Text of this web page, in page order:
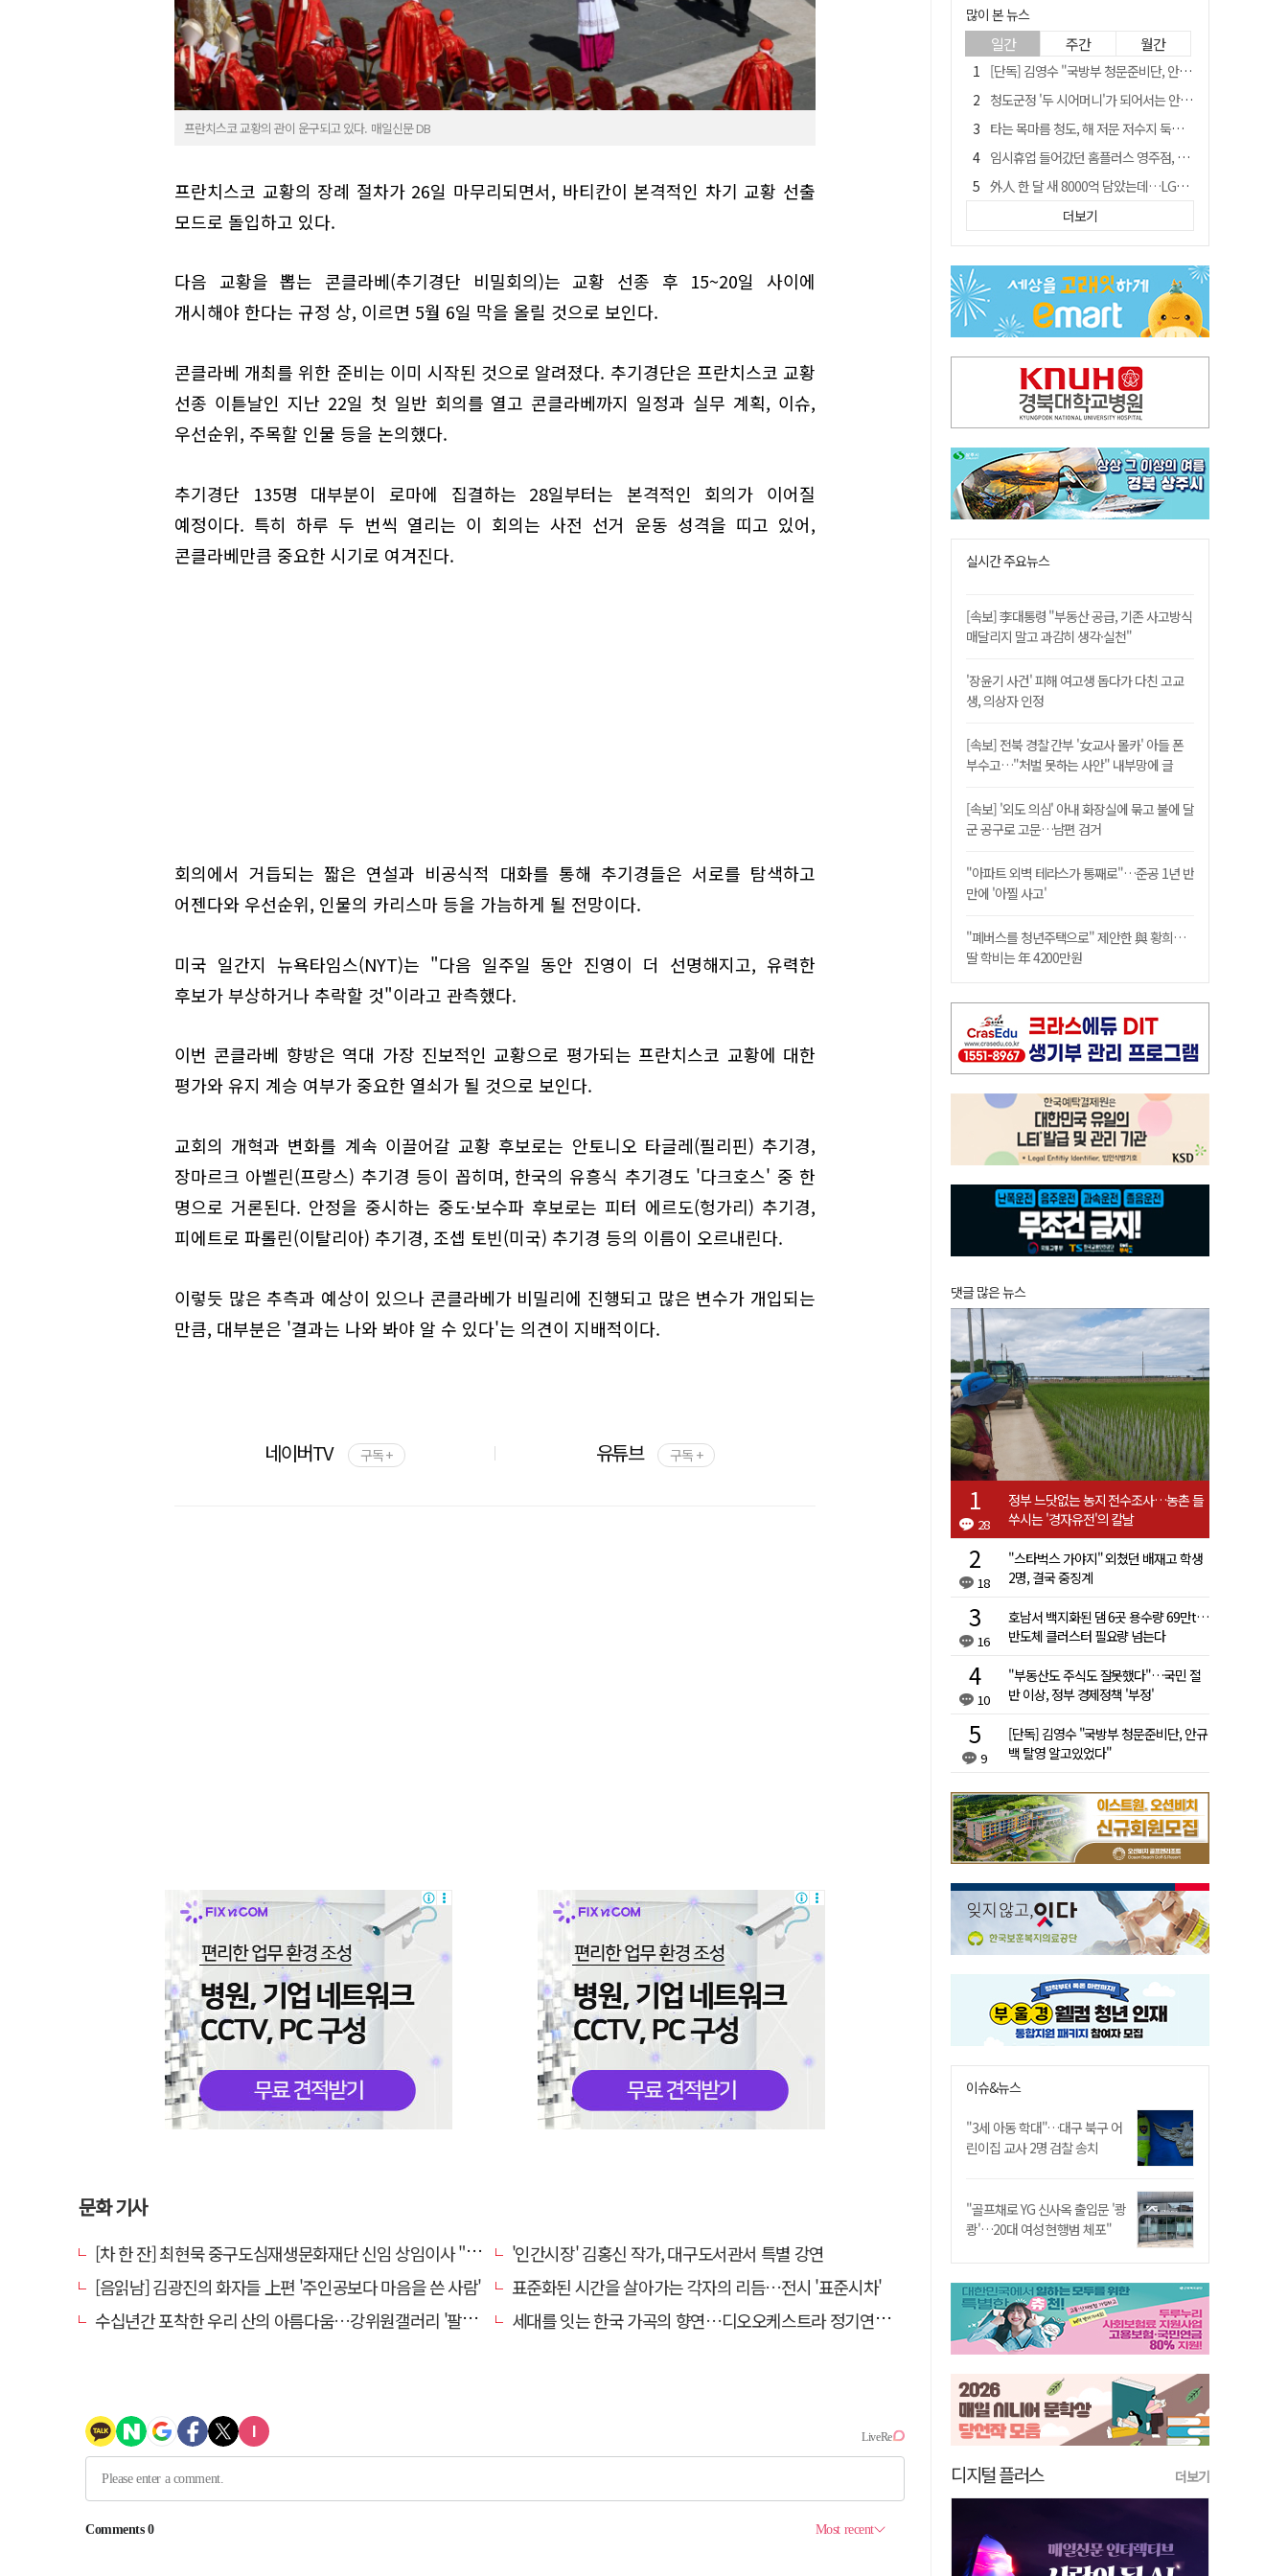
프란치스코 교황의 관이 운구되고 있다. 매일신문 DB
프란치스코 교황의 장례 절차가 26일 마무리되면서, 바티칸이 본격적인 차기 교황 선출
모드로 돌입하고 있다.
다음 교황을 뽑는 콘클라베(추기경단 비밀회의)는 교황 선종 후 15~20일 사이에
개시해야 한다는 규정 상, 이르면 5월 6일 막을 올릴 것으로 보인다.
콘클라베 개최를 위한 준비는 이미 시작된 것으로 알려졌다. 추기경단은 프란치스코 교황
선종 이튿날인 지난 22일 첫 일반 회의를 열고 콘클라베까지 일정과 실무 계획, 이슈,
우선순위, 주목할 인물 등을 논의했다.
추기경단 135명 대부분이 로마에 집결하는 28일부터는 본격적인 회의가 이어질
예정이다. 특히 하루 두 번씩 열리는 이 회의는 사전 선거 운동 성격을 띠고 있어,
콘클라베만큼 중요한 시기로 여겨진다.
회의에서 거듭되는 짧은 연설과 비공식적 대화를 통해 추기경들은 서로를 탐색하고
어젠다와 우선순위, 인물의 카리스마 등을 가늠하게 될 전망이다.
미국 일간지 뉴욕타임스(NYT)는 "다음 일주일 동안 진영이 더 선명해지고, 유력한
후보가 부상하거나 추락할 것"이라고 관측했다.
이번 콘클라베 향방은 역대 가장 진보적인 교황으로 평가되는 프란치스코 교황에 대한
평가와 유지 계승 여부가 중요한 열쇠가 될 것으로 보인다.
교회의 개혁과 변화를 계속 이끌어갈 교황 후보로는 안토니오 타글레(필리핀) 추기경,
장마르크 아벨린(프랑스) 추기경 등이 꼽히며, 한국의 유흥식 추기경도 '다크호스' 중 한
명으로 거론된다. 안정을 중시하는 중도·보수파 후보로는 피터 에르도(헝가리) 추기경,
피에트로 파롤린(이탈리아) 추기경, 조셉 토빈(미국) 추기경 등의 이름이 오르내린다.
이렇듯 많은 추측과 예상이 있으나 콘클라베가 비밀리에 진행되고 많은 변수가 개입되는
만큼, 대부분은 '결과는 나와 봐야 알 수 있다'는 의견이 지배적이다.
네이버TV 구독 + 유튜브 구독 +
문화 기사
[차 한 잔] 최현묵 중구도심재생문화재단 신임 상임이사 "서문시장·경상감영 등 지역 자원 활용…문화의 일상화"
'인간시장' 김홍신 작가, 대구도서관서 특별 강연
[음읽남] 김광진의 화자들 上편 '주인공보다 마음을 쓴 사람'
표준화된 시간을 살아가는 각자의 리듬…전시 '표준시차'
수십년간 포착한 우리 산의 아름다움…강위원갤러리 '팔공·지리展' 개최
세대를 잇는 한국 가곡의 향연…디오오케스트라 정기연주회 '노래의 날개 위에'
많이 본 뉴스
일간 주간 월간
[단독] 김영수 "국방부 청문준비단, 안규백 탈영 알고있었다"
청도군정 '두 시어머니'가 되어서는 안된다
타는 목마름 청도, 해 저문 저수지 둑에 군수가 서 있었다
임시휴업 들어갔던 홈플러스 영주점, 7일 영업 재개…지하 1층만 운영
外人 한 달 새 8000억 담았는데…LG이노텍 목표주가는 왜 엇갈릴까
신세계사이먼, 대구 아울렛 토지매매 계약 체결… 사업 본궤도
"상법개정해도 주주가 '봉'"…하이닉스 솔리다임 상장설에 술렁[개미와글와글]
이의준 전 경북도 새마을봉사과장, 제28대 울릉군 부군수 취임
정청래, 靑 겨냥... "신천지·레버리지·호남 반도체 겁박 사과하라"
더보기
실시간 주요뉴스
[속보] 李대통령 "부동산 공급, 기존 사고방식
매달리지 말고 과감히 생각·실천"
'장윤기 사건' 피해 여고생 돕다가 다친 고교
생, 의상자 인정
[속보] 전북 경찰 간부 '女교사 몰카' 아들 폰
부수고…"처벌 못하는 사안" 내부망에 글
[속보] '외도 의심' 아내 화장실에 묶고 불에 달
군 공구로 고문…남편 검거
"아파트 외벽 테라스가 통째로"…준공 1년 반
만에 '아찔 사고'
"폐버스를 청년주택으로" 제안한 與 황희…
딸 학비는 年 4200만원
댓글 많은 뉴스
28
정부 느닷없는 농지 전수조사…농촌 들
쑤시는 '경자유전'의 칼날
18
"스타벅스 가야지" 외쳤던 배재고 학생
2명, 결국 중징계
16
호남서 백지화된 댐 6곳 용수량 69만t…
반도체 클러스터 필요량 넘는다
10
"부동산도 주식도 잘못했다"…국민 절
반 이상, 정부 경제정책 '부정'
9
[단독] 김영수 "국방부 청문준비단, 안규
백 탈영 알고있었다"
이슈&뉴스
"3세 아동 학대"…대구 북구 어
린이집 교사 2명 검찰 송치
"골프채로 YG 신사옥 출입문 '쾅
쾅'…20대 여성 현행범 체포"
디지털 플러스 더보기